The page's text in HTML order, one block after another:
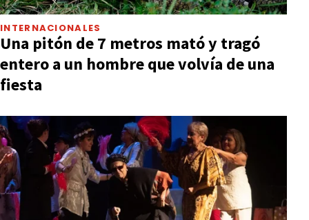
INTERNACIONALES
Una pitón de 7 metros mató y tragó
entero a un hombre que volvía de una
fiesta